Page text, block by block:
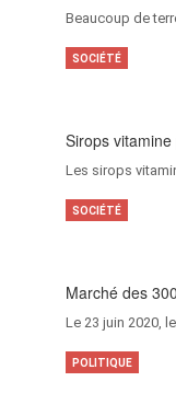
Beaucoup de
Sirops
Les sirops
SOCIÉTÉ
Marché des
Le 23 juin 2020,
SOCIÉTÉ
POLITIQUE